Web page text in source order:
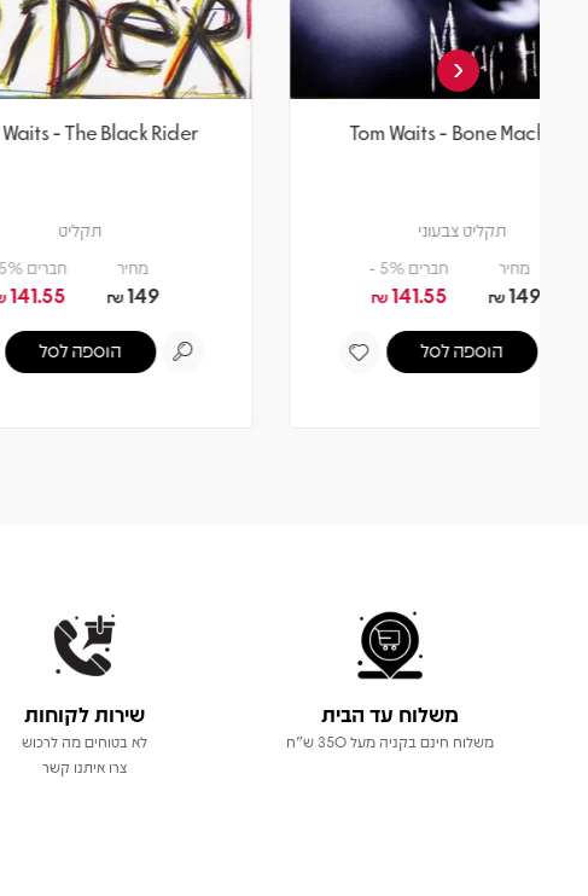
Tom Waits - The Black Rider
מחיר
149
₪
הוספה לסל
Wild Years
מחיר
149
‹
משלוח עד הבית
משלוח חינם בקניה מעל 350 ש"ח
שירות לקוחות
לא בטוחים מה לרכוש
צרו איתנו קשר